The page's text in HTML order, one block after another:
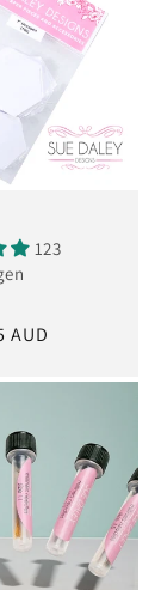
123
AUD